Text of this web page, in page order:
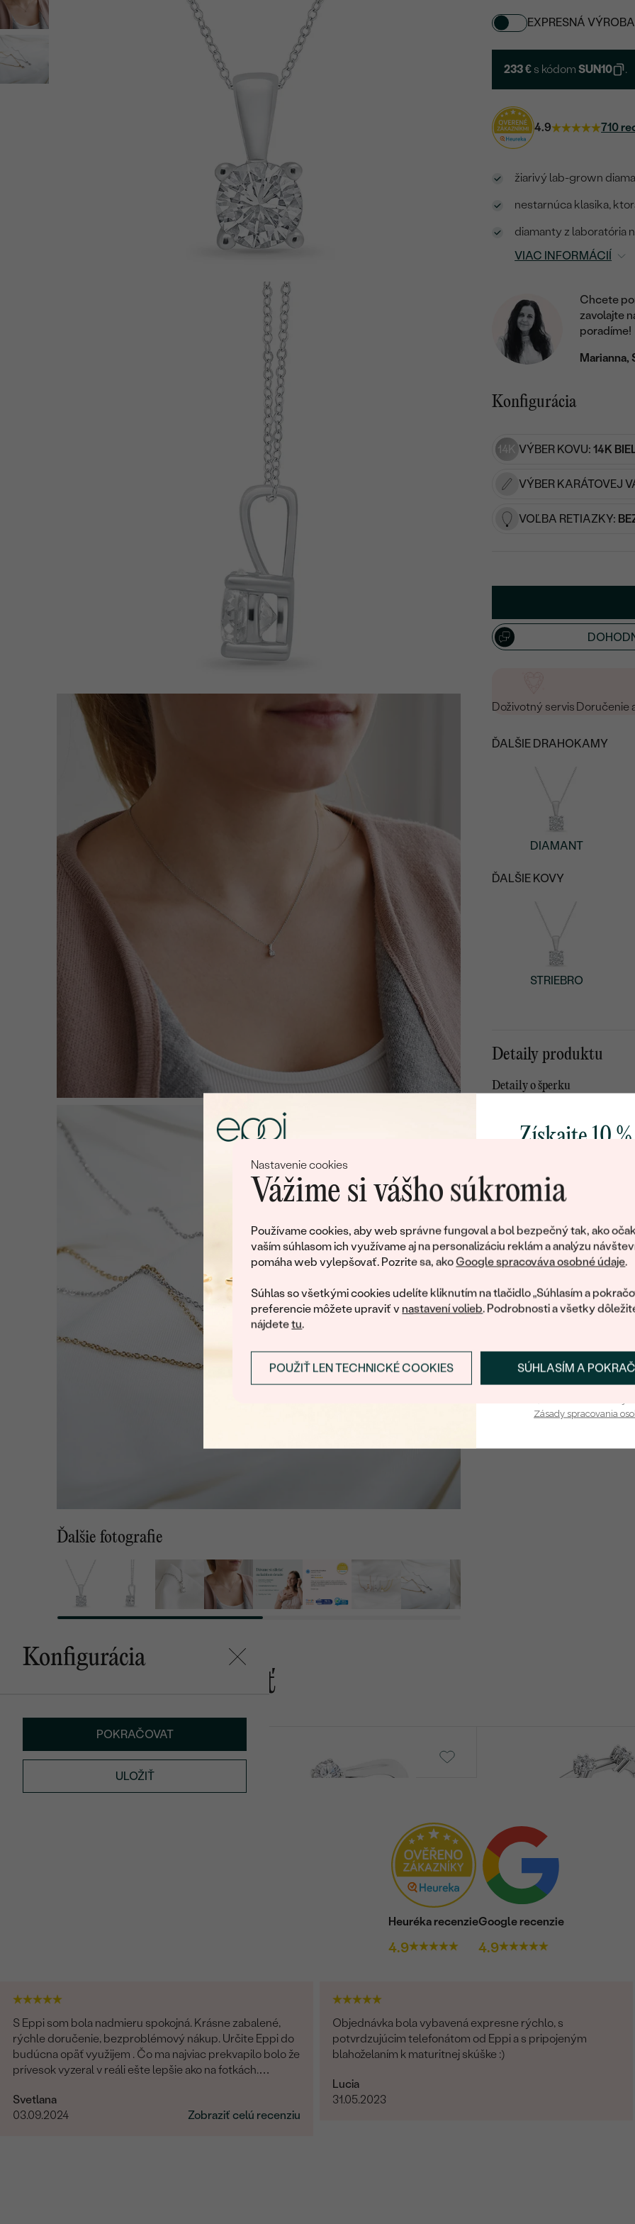
Nastavenie cookies
Vážime si vášho súkromia
Používame cookies, aby web správne fungoval a bol bezpečný tak, ako
vaším súhlasom ich využívame aj na personalizáciu reklám a analýzu
pomáha web vylepšovať. Pozrite sa, akoGoogle spracováva osobné údaje.
Súhlas so všetkými cookies udelíte kliknutím na tlačidlo „Súhlasím a
preferencie môžete upraviť v nastavení volieb. Podrobnosti a všetky
nájdetetu.
SÚHLASÍM A
POUŽIŤ LEN TECHNICKÉ COOKIES
Ďalšie fotografie
EXPRESNÁ VÝROBA
233 € s kódomSUN10 .
4.9 710
žiarivý lab-grown
nestarnúca klasika,
diamanty z laboratória
VIAC INFORMÁCIÍ
Chcete
zavolajte
poradíme!
Marianna,
Konfigurácia
14K VÝBER KOVU: 14K
VÝBER KARÁTOVEJ
VOĽBA RETIAZKY:
Doživotný servis Doručenie
ĎALŠIE DRAHOKAMY
DIAMANT
ĎALŠIE KOVY
STRIEBRO
Detaily produktu
Detaily o šperku
PÔVOD KOVU:
CELKOVÁ KARÁTOVÁ
CELKOVÁ PRIBLIŽNÁ
Detaily o osadenom
DRUH:
POČET:
ROZMERY:
ČISTOTA:
Konfigurácia
POKRAČOVAT
ULOŽIŤ
Mohlo by sa vám páčiť
od € 409 SKLADOM
Heuréka recenzie
4.9
Google recenzie
4.9
S Eppi som bola nadmieru spokojná. Krásne zabalené,
rýchle doručenie, bezproblémový nákup. Určite Eppi do
budúcna opäť využijem . Čo ma najviac prekvapilo bolo že
prívesok vyzeral v reáli ešte lepšie ako na fotkách.
týchto príveskom. V realite je to prepracovanie oveľa
viditelnejšie a krajšie ako na fotkách.
Svetlana
03.09.2024
Zobraziť celú recenziu
Objednávka bola vybavená expresne rýchlo, s
potvrdzujúcim telefonátom od Eppi a s pripojeným
blahoželaním k maturitnej skúške :)
Lucia
31.05.2023
Získajte 10
poctivo vyrábaných
Ako darček na
obratom pošleme
Prihlásiť sa a
Zásady spracovania